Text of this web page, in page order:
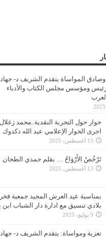
وصادق المواساة يتقدم الشريف د- جهاد
ومؤسس مجلس الكتاب والأدباء
حوار حول التجربة النقدية..محمد زغلال
اجرى الحوار الإعلامي عبد الله دكدوك
13 أغسطس، 2025
تَرْخُصُ الأَرْوَاحُ … بقلم حمدي الطحان
13 أغسطس، 2025
بمناسبة عيد العرش المجيد جمعية فخر
بلادي تنسيق مع ادارة دار الشباب
9 يوليو، 2025
تعزية ومواساة: يتقدم الشريف د- جهاد